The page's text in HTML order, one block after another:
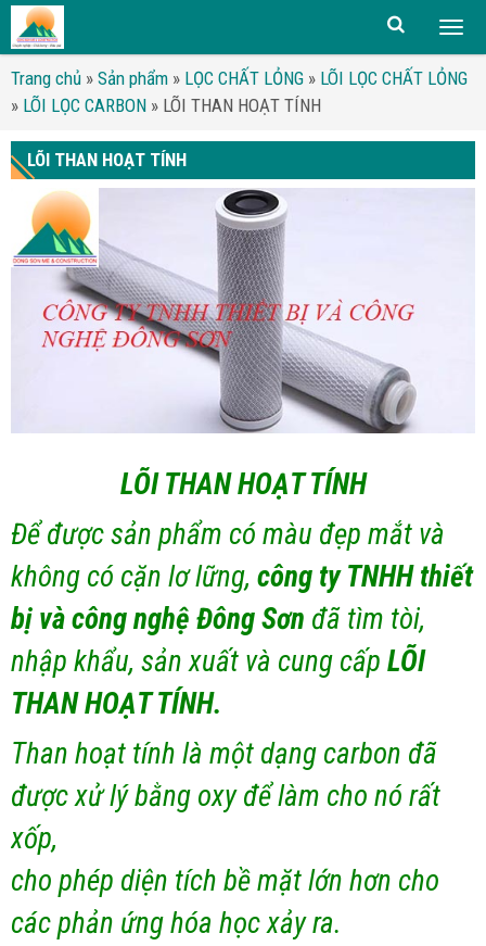
Trang chủ » Sản phẩm » LỌC CHẤT LỎNG » LÕI LỌC CHẤT LỎNG
» LÕI LỌC CARBON » LÕI THAN HOẠT TÍNH
LÕI THAN HOẠT TÍNH
LÕI THAN HOẠT TÍNH
Để được sản phẩm có màu đẹp mắt và
không có cặn lơ lững, công ty TNHH thiết
bị và công nghệ Đông Sơn đã tìm tòi,
nhập khẩu, sản xuất và cung cấp LÕI
THAN HOẠT TÍNH.
Than hoạt tính là một dạng carbon đã
được xử lý bằng oxy để làm cho nó rất
xốp,
cho phép diện tích bề mặt lớn hơn cho
các phản ứng hóa học xảy ra.